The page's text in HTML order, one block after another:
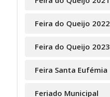
Feira do Queijo 2022
Feira do Queijo 2023
Feira Santa Eufémia
Feriado Municipal